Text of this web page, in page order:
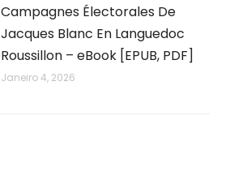
Campagnes Électorales De
Jacques Blanc En Languedoc
Roussillon – eBook [EPUB, PDF]
Janeiro 4, 2026